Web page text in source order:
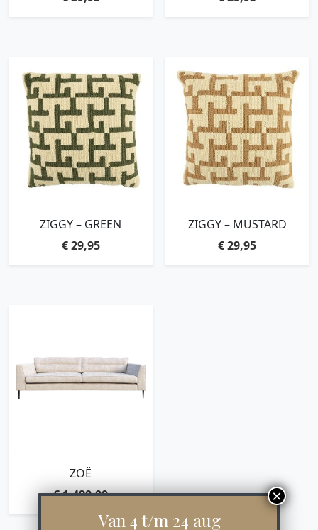
ZIGGY – GREEN
€29,95
ZIGGY – MUSTARD
€29,95
ZOË
€1.490,00
Van 4 t/m 24 aug